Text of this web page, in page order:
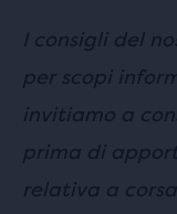
I consigli del
per scopi
invitiamo a
prima di
relativa a